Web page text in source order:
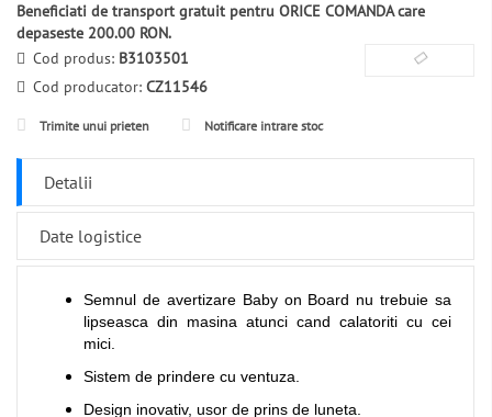
Beneficiati de transport gratuit pentru ORICE COMANDA care
depaseste 200.00 RON.
Cod produs: B3103501
Cod producator: CZ11546
Trimite unui prieten Notificare intrare stoc
Detalii
Date logistice
Semnul de avertizare Baby on Board nu trebuie sa
lipseasca din masina atunci cand calatoriti cu cei
mici.
Sistem de prindere cu ventuza.
Design inovativ, usor de prins de luneta.